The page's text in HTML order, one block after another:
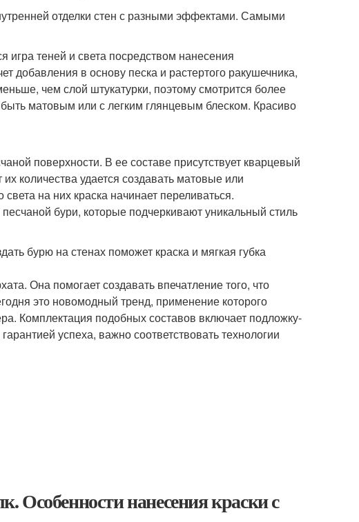
отделки стен с разными эффектами. Самыми
теней и света посредством нанесения
добавления в основу песка и растертого ракушечника,
чем слой штукатурки, поэтому смотрится более
матовым или с легким глянцевым блеском. Красиво
поверхности. В ее составе присутствует кварцевый
количества удается создавать матовые или
на них краска начинает переливаться.
бури, которые подчеркивают уникальный стиль
бурю на стенах поможет краска и мягкая губка
Она помогает создавать впечатление того, что
это новомодный тренд, применение которого
Комплектация подобных составов включает подложку-
успеха, важно соответствовать технологии
нанесения краски с